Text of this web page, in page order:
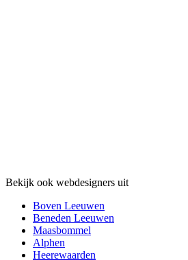
Bekijk ook webdesigners uit
Boven Leeuwen
Beneden Leeuwen
Maasbommel
Alphen
Heerewaarden